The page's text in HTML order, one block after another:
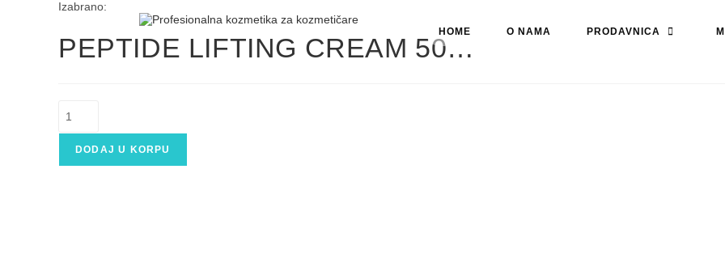
HOME O NAMA PRODAVNICA
Izabrano:
PEPTIDE LIFTING CREAM 50…
DODAJ U KORPU